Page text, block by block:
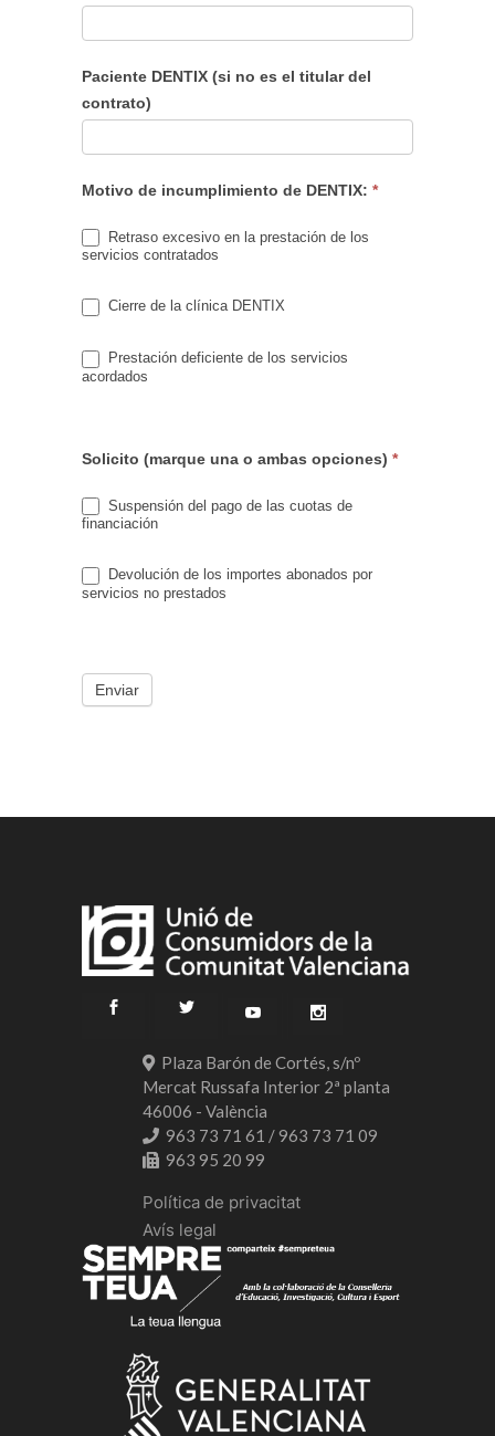
Paciente DENTIX (si no es el titular del
contrato)
Motivo de incumplimiento de DENTIX: *
Retraso excesivo en la prestación de los
servicios contratados
Cierre de la clínica DENTIX
Prestación deficiente de los servicios
acordados
Solicito (marque una o ambas opciones) *
Suspensión del pago de las cuotas de
financiación
Devolución de los importes abonados por
servicios no prestados
Enviar
Plaza Barón de Cortés, s/nº
Mercat Russafa Interior 2ª planta
46006 - València
963 73 71 61 / 963 73 71 09
963 95 20 99
Política de privacitat
Avís legal